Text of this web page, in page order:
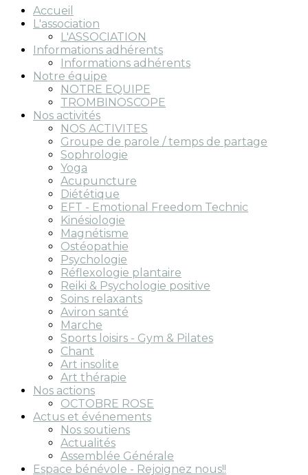
Accueil
L'association
L'ASSOCIATION
Informations adhérents
Informations adhérents
Notre équipe
NOTRE EQUIPE
TROMBINOSCOPE
Nos activités
NOS ACTIVITES
Groupe de parole / temps de partage
Sophrologie
Yoga
Acupuncture
Diététique
EFT - Emotional Freedom Technic
Kinésiologie
Magnétisme
Ostéopathie
Psychologie
Réflexologie plantaire
Reiki & Psychologie positive
Soins relaxants
Aviron santé
Marche
Sports loisirs - Gym & Pilates
Chant
Art insolite
Art thérapie
Nos actions
OCTOBRE ROSE
Actus et événements
Nos soutiens
Actualités
Assemblée Générale
Espace bénévole - Rejoignez nous!!